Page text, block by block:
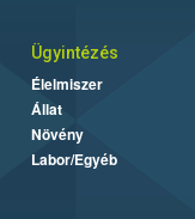
Ügyintézés
Élelmiszer
Állat
Növény
Labor/Egyéb